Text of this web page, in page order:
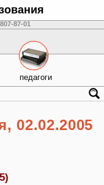
87-01
педагоги
02.02.2005